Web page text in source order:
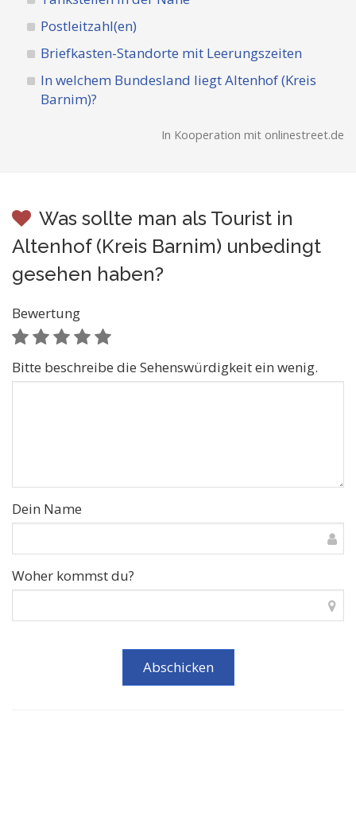
Postleitzahl(en)
Briefkasten-Standorte mit Leerungszeiten
In welchem Bundesland liegt Altenhof (Kreis
Barnim)?
In Kooperation mit onlinestreet.de
Was sollte man als Tourist in
Altenhof (Kreis Barnim) unbedingt
gesehen haben?
Bewertung
Bitte beschreibe die Sehenswürdigkeit ein wenig.
Dein Name
Woher kommst du?